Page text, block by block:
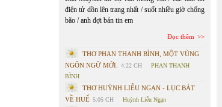
điện tử dồn lên trang nhất / suốt nhiều giờ chống
bão / anh đợi bản tin em
Đọc thêm
THƠ PHAN THANH BÌNH, MỘT VÙNG
NGÔN NGỮ MỚI.
4:22 CH
PHAN THANH
BÌNH
THƠ HUỲNH LIỄU NGẠN - LỤC BÁT
VỀ HUẾ 5:05 CH Huỳnh Liễu Ngạn